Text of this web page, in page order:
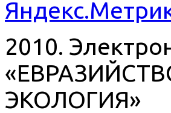
2010.
ЭКОЛОГИЯ»